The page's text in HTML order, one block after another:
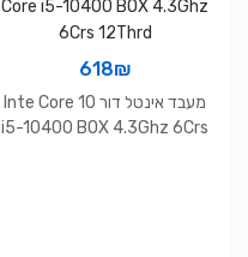
618₪
מעבד אינטל דור 10 Inte Core
i5-10400 BOX 4.3Ghz 6Crs